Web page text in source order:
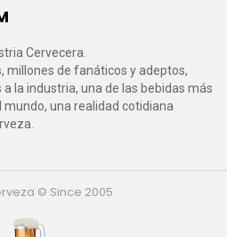
Cervecera.
millones de fanáticos y adeptos,
la industria, una de las bebidas más
una realidad cotidiana
© Since 2005